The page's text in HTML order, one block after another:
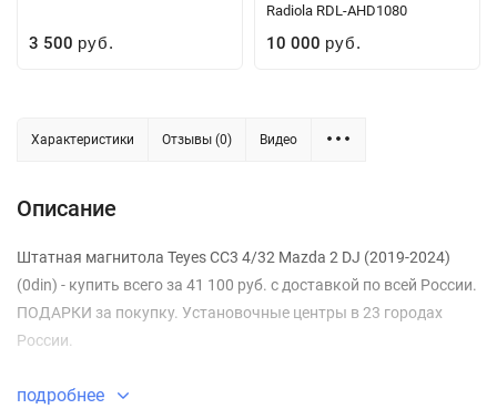
3 500 руб.
Radiola RDL-AHD1080
10 000 руб.
Характеристики Отзывы (0) Видео
Описание
Штатная магнитола Teyes CC3 4/32 Mazda 2 DJ (2019-2024)
(0din) - купить всего за 41 100 руб. с доставкой по всей России.
ПОДАРКИ за покупку. Установочные центры в 23 городах
России.
подробнее